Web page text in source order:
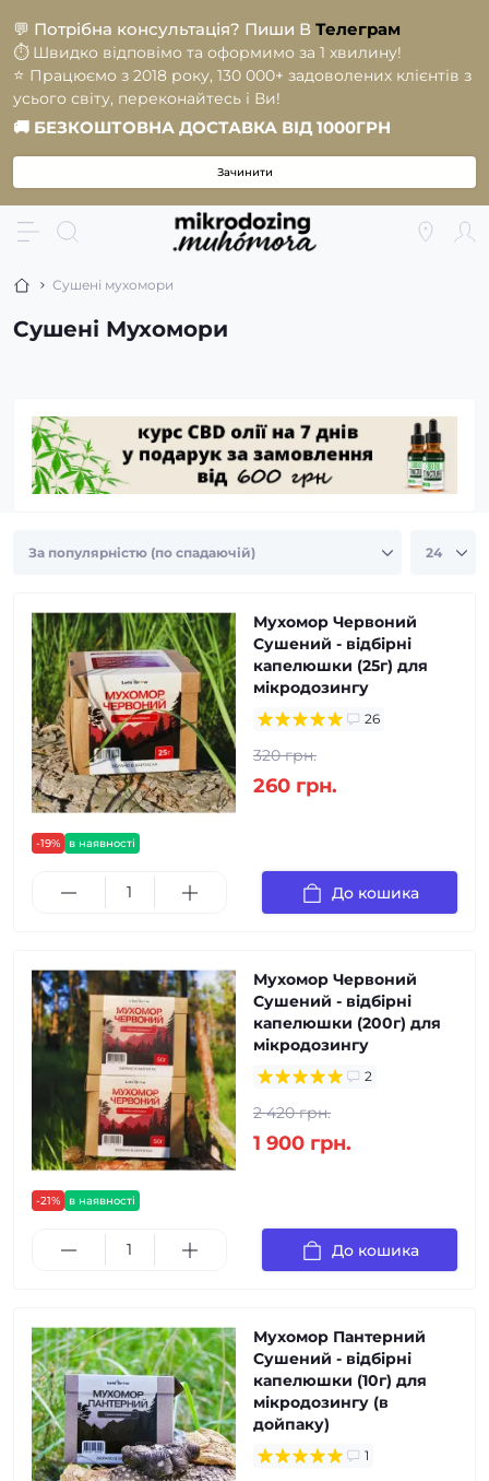
💬 Потрібна консультація? Пиши В Телеграм
⏱️ Швидко відповімо та оформимо за 1 хвилину!
⭐️ Працюємо з 2018 року, 130 000+ задоволених клієнтів з
усього світу, переконайтесь і Ви!
🚚 БЕЗКОШТОВНА ДОСТАВКА ВІД 1000ГРН
Зачинити
Сушені мухомори
Сушені Мухомори
-19% в наявності
Мухомор Червоний
Сушений - відбірні
капелюшки (25г) для
мікродозингу
26
320 грн.
260 грн.
До кошика
-21% в наявності
Мухомор Червоний
Сушений - відбірні
капелюшки (200г) для
мікродозингу
2
2 420 грн.
1 900 грн.
До кошика
Мухомор Пантерний
Сушений - відбірні
капелюшки (10г) для
мікродозингу (в
дойпаку)
1